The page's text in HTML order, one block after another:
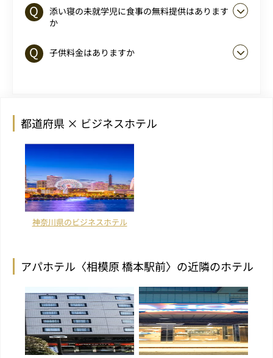
添い寝の未就学児に食事の無料提供はあります
か
子供料金はありますか
都道府県 × ビジネスホテル
神奈川県のビジネスホテル
アパホテル〈相模原 橋本駅前〉の近隣のホテル